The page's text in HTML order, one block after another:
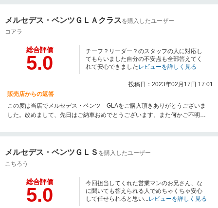
メルセデス・ベンツＧＬＡクラスを購入したユーザー
コアラ
総合評価
5.0
チーフ？リーダー？のスタッフの人に対応し
てもらいました自分の不安点も全部答えてく
れて安心できましたレビューを詳しく見る
投稿日：2023年02月17日 17:01
販売店からの返答
この度は当店でメルセデス・ベンツ GLAをご購入頂きありがとうございま
した。改めまして、先日はご納車おめでとうございます。また何かご不明な
スピードMEGA輸入車名古屋昭和橋店を宜しくお願い致します。
メルセデス・ベンツＧＬＳ を購入したユーザー
こちろう
総合評価
5.0
今回担当してくれた営業マンのお兄さん、な
に聞いても答えられる人でめちゃくちゃ安心
して任せられると思い... レビューを詳しく見る